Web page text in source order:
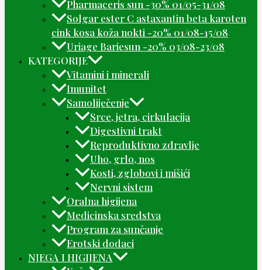
Pharmaceris sun -30% 01/05-31/08
Solgar ester C astaxantin beta karoten
cink kosa koža nokti -20% 01/08-15/08
Uriage Bariesun -20% 03/08-23/08
KATEGORIJE
Vitamini i minerali
Imunitet
Samoliječenje
Srce, jetra, cirkulacija
Digestivni trakt
Reproduktivno zdravlje
Uho, grlo, nos
Kosti, zglobovi i mišići
Nervni sistem
Oralna higijena
Medicinska sredstva
Program za sunčanje
Erotski dodaci
NJEGA I HIGIJENA